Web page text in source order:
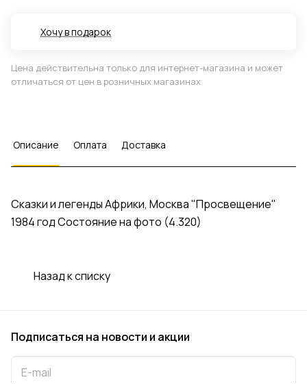
Хочу в подарок
Цена действительна только для интернет-магазина и может
отличаться от цен в розничных магазинах
Описание Оплата Доставка
Сказки и легенды Африки, Москва "Просвещение"
1984 год Состояние на фото (4.320)
Назад к списку
Подписаться на новости и акции